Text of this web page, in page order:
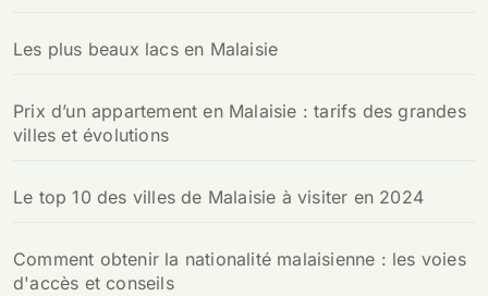
Les plus beaux lacs en Malaisie
Prix d’un appartement en Malaisie : tarifs des grandes
villes et évolutions
Le top 10 des villes de Malaisie à visiter en 2024
Comment obtenir la nationalité malaisienne : les voies
d'accès et conseils